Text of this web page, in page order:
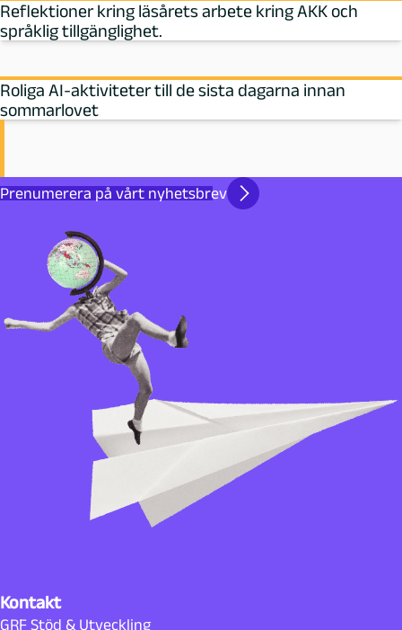
Reflektioner kring läsårets arbete kring AKK och
språklig tillgänglighet.
Roliga AI-aktiviteter till de sista dagarna innan
sommarlovet
Prenumerera på vårt nyhetsbrev
Kontakt
GRF Stöd & Utveckling